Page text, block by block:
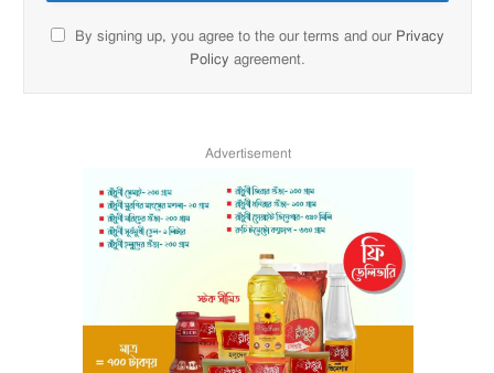
By signing up, you agree to the our terms and our Privacy
Policy agreement.
Advertisement